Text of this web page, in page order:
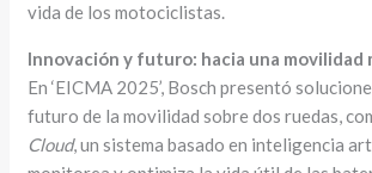
vida de los motociclistas.
Innovación y futuro: hacia una movilidad
En ‘EICMA 2025’, Bosch presentó
futuro de la movilidad sobre dos ruedas,
Cloud, un sistema basado en inteligencia